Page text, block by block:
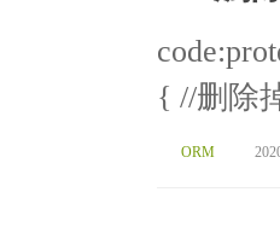
{ //删除
ORM